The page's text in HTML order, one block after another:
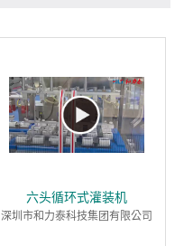
六头循环式灌装机
深圳市和力泰科技集团有限公司